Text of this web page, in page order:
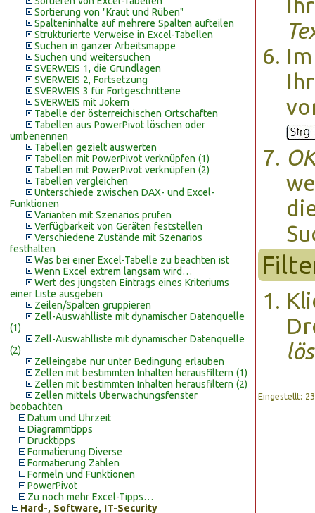
Sortierung von "Kraut und Rüben"
Spalteninhalte auf mehrere Spalten aufteilen
Strukturierte Verweise in Excel-Tabellen
Suchen in ganzer Arbeitsmappe
Suchen und weitersuchen
SVERWEIS 1, die Grundlagen
SVERWEIS 2, Fortsetzung
SVERWEIS 3 für Fortgeschrittene
SVERWEIS mit Jokern
Tabelle der österreichischen Ortschaften
Tabellen aus PowerPivot löschen oder
umbenennen
Tabellen gezielt auswerten
Tabellen mit PowerPivot verknüpfen (1)
Tabellen mit PowerPivot verknüpfen (2)
Tabellen vergleichen
Unterschiede zwischen DAX- und Excel-
Funktionen
Varianten mit Szenarios prüfen
Verfügbarkeit von Geräten feststellen
Verschiedene Zustände mit Szenarios
festhalten
Was bei einer Excel-Tabelle zu beachten ist
Wenn Excel extrem langsam wird…
Wert des jüngsten Eintrags eines Kriteriums
einer Liste ausgeben
Zeilen/Spalten gruppieren
Zell-Auswahlliste mit dynamischer Datenquelle
(1)
Zell-Auswahlliste mit dynamischer Datenquelle
(2)
Zelleingabe nur unter Bedingung erlauben
Zellen mit bestimmten Inhalten herausfiltern (1)
Zellen mit bestimmten Inhalten herausfiltern (2)
Zellen mittels Überwachungsfenster
beobachten
Datum und Uhrzeit
Diagrammtipps
Drucktipps
Formatierung Diverse
Formatierung Zahlen
Formeln und Funktionen
PowerPivot
Zu noch mehr Excel-Tipps…
Hard-, Software, IT-Security
OK
Eingestellt: